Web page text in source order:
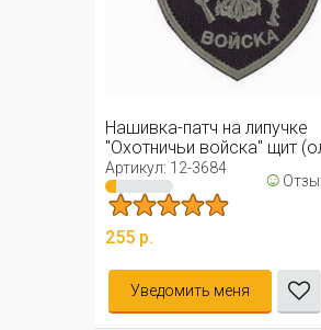
Нашивка-патч на липучке
"Охотничьи войска" щит
Артикул: 12-3684 ☺
255 р.
Уведомить меня